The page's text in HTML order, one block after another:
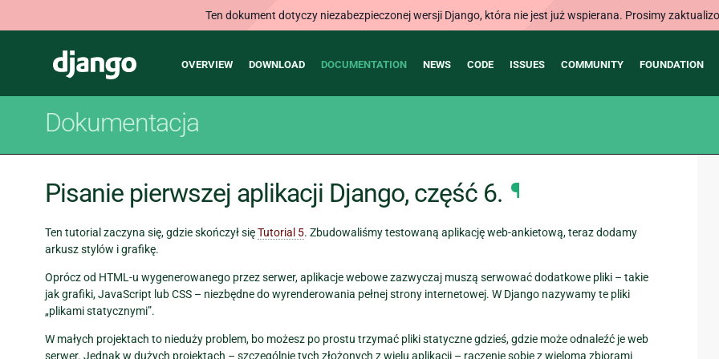
Ten dokument dotyczy niezabezpieczonej wersji Django, która nie jest już wspierana. Prosimy
Django
Main
OVERVIEW DOWNLOAD DOCUMENTATION NEWS CODE ISSUES COMMUNITY FOUNDATION
Dokumentacja
Pisanie pierwszej aplikacji Django, część 6. ¶
Ten tutorial zaczyna się, gdzie skończył sięTutorial 5. Zbudowaliśmy testowaną aplikację web-ankietową, teraz dodamy
arkusz stylów i grafikę.
Oprócz od HTML-u wygenerowanego przez serwer, aplikacje webowe zazwyczaj muszą serwować dodatkowe pliki – takie
jak grafiki, JavaScript lub CSS – niezbędne do wyrenderowania pełnej strony internetowej. W Django nazywamy te pliki
„plikami statycznymi”.
W małych projektach to nieduży problem, bo możesz po prostu trzymać pliki statyczne gdzieś, gdzie może odnaleźć je web
serwer. Jednak w dużych projektach – szczególnie tych złożonych z wielu aplikacji – raczenie sobie z wieloma zbiorami